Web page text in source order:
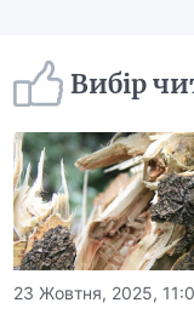
Вибір
23 Жовтня, 2025,